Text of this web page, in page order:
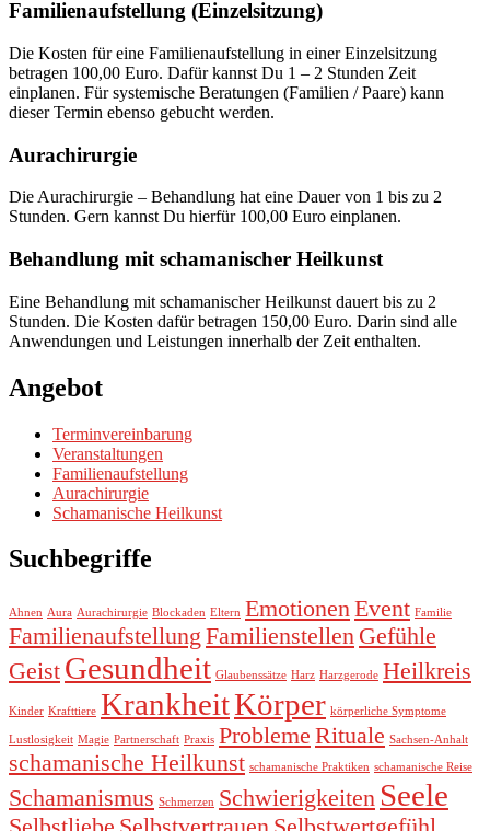
Familienaufstellung (Einzelsitzung)
Die Kosten für eine Familienaufstellung in einer Einzelsitzung
betragen 100,00 Euro. Dafür kannst Du 1 – 2 Stunden Zeit
einplanen. Für systemische Beratungen (Familien / Paare) kann
dieser Termin ebenso gebucht werden.
Aurachirurgie
Die Aurachirurgie – Behandlung hat eine Dauer von 1 bis zu 2
Stunden. Gern kannst Du hierfür 100,00 Euro einplanen.
Behandlung mit schamanischer Heilkunst
Eine Behandlung mit schamanischer Heilkunst dauert bis zu 2
Stunden. Die Kosten dafür betragen 150,00 Euro. Darin sind alle
Anwendungen und Leistungen innerhalb der Zeit enthalten.
Angebot
Terminvereinbarung
Veranstaltungen
Familienaufstellung
Aurachirurgie
Schamanische Heilkunst
Suchbegriffe
Ahnen Aura Aurachirurgie Blockaden Eltern EmotionenEvent Familie
Familienaufstellung Familienstellen Gefühle
Geist Gesundheit Glaubenssätze Harz Harzgerode Heilkreis
Kinder Krafttiere KrankheitKörper körperliche Symptome
Lustlosigkeit Magie Partnerschaft Praxis Probleme Rituale Sachsen-Anhalt
schamanische Heilkunst schamanische Praktiken schamanische Reise
Schamanismus Schmerzen Schwierigkeiten Seele